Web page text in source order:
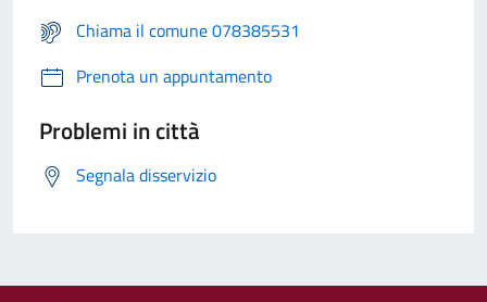
Chiama il comune 078385531
Prenota un appuntamento
Problemi in città
Segnala disservizio